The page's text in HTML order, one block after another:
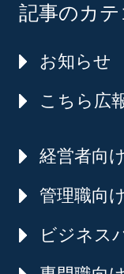
記事のカ
お知らせ
こちら広
経営者向け
管理職向け
ビジネス